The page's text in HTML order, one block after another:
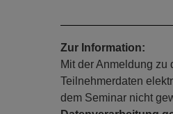
Zur Information:
Mit der Anmeldung
Teilnehmerdaten
dem Seminar nicht